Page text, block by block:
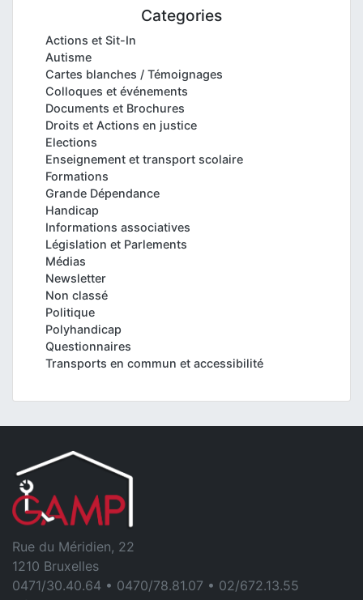
Categories
Actions et Sit-In
Autisme
Cartes blanches / Témoignages
Colloques et événements
Documents et Brochures
Droits et Actions en justice
Elections
Enseignement et transport scolaire
Formations
Grande Dépendance
Handicap
Informations associatives
Législation et Parlements
Médias
Newsletter
Non classé
Politique
Polyhandicap
Questionnaires
Transports en commun et accessibilité
Rue du Méridien, 22
1210 Bruxelles
0471/30.40.64 • 0470/78.81.07 • 02/672.13.55